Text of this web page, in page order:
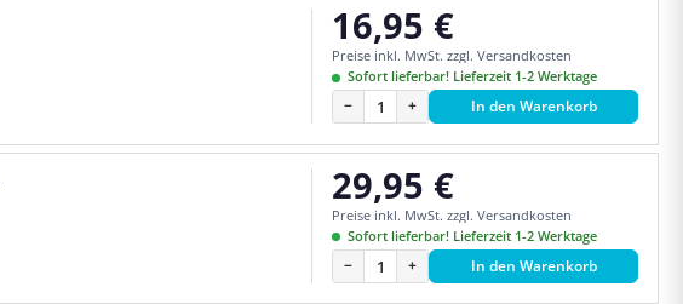
Regulärer Preis:
16,95 €
Preise inkl. MwSt. zzgl. Versandkosten
Sofort lieferbar! Lieferzeit 1-2 Werktage
− + In den Warenkorb
Regulärer Preis:
29,95 €
Preise inkl. MwSt. zzgl. Versandkosten
Sofort lieferbar! Lieferzeit 1-2 Werktage
− + In den Warenkorb